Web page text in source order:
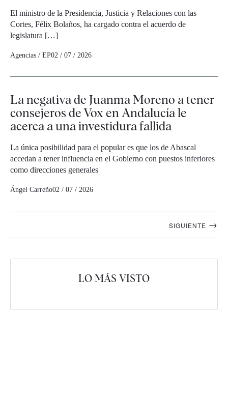
El ministro de la Presidencia, Justicia y Relaciones con las
Cortes, Félix Bolaños, ha cargado contra el acuerdo de
legislatura […]
Agencias / EP02 / 07 / 2026
La negativa de Juanma Moreno a tener
consejeros de Vox en Andalucía le
acerca a una investidura fallida
La única posibilidad para el popular es que los de Abascal
accedan a tener influencia en el Gobierno con puestos inferiores
como direcciones generales
Ángel Carreño02 / 07 / 2026
SIGUIENTE →
LO MÁS VISTO